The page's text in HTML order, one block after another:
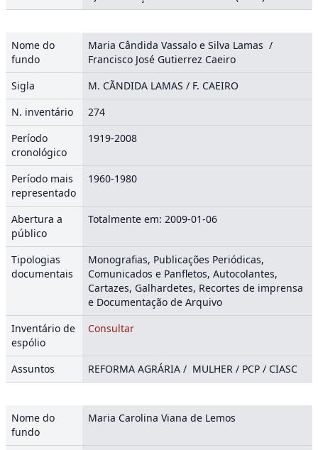
Nome do
fundo
Maria Cândida Vassalo e Silva Lamas /
Francisco José Gutierrez Caeiro
Sigla
M. CÃNDIDA LAMAS / F. CAEIRO
N. inventário
274
Período
cronológico
1919-2008
Período mais
representado
1960-1980
Abertura a
público
Totalmente em: 2009-01-06
Tipologias
documentais
Monografias, Publicações Periódicas,
Comunicados e Panfletos, Autocolantes,
Cartazes, Galhardetes, Recortes de imprensa
e Documentação de Arquivo
Inventário de
espólio
Consultar
Assuntos REFORMA AGRÁRIA / MULHER / PCP / CIASC
Nome do
fundo
Maria Carolina Viana de Lemos